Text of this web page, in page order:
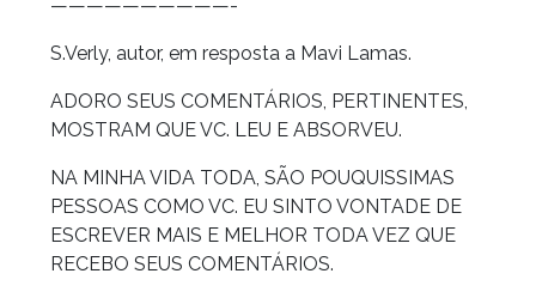
——————————-
S.Verly, autor, em resposta a Mavi Lamas.
ADORO SEUS COMENTÁRIOS, PERTINENTES,
MOSTRAM QUE VC. LEU E ABSORVEU.
NA MINHA VIDA TODA, SÃO POUQUISSIMAS
PESSOAS COMO VC. EU SINTO VONTADE DE
ESCREVER MAIS E MELHOR TODA VEZ QUE
RECEBO SEUS COMENTÁRIOS.